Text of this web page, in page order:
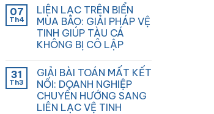
07
Th4
LIÊN LẠC TRÊN BIỂN
MÙA BÃO: GIẢI PHÁP VỆ
TINH GIÚP TÀU CÁ
KHÔNG BỊ CÔ LẬP
31
Th3
GIẢI BÀI TOÁN MẤT KẾT
NỐI: DOANH NGHIỆP
CHUYỂN HƯỚNG SANG
LIÊN LẠC VỆ TINH